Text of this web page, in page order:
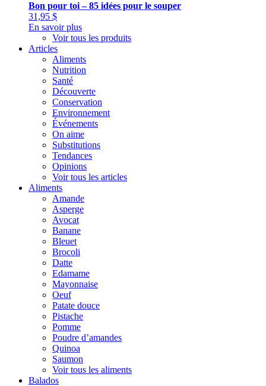
Bon pour toi – 85 idées pour le souper
31,95 $
En savoir plus
Voir tous les produits
Articles
Aliments
Nutrition
Santé
Découverte
Conservation
Environnement
Événements
On aime
Substitutions
Tendances
Opinions
Voir tous les articles
Aliments
Amande
Asperge
Avocat
Banane
Bleuet
Brocoli
Datte
Edamame
Mayonnaise
Oeuf
Patate douce
Pistache
Pomme
Poudre d’amandes
Quinoa
Saumon
Voir tous les aliments
Balados